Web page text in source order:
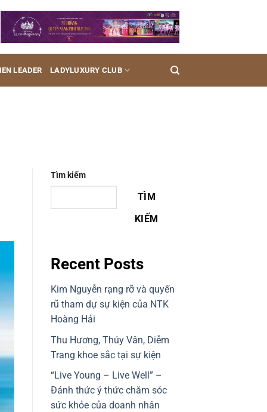
LEADER LADYLUXURY CLUB
Tìm kiếm
TÌM
KIẾM
Recent Posts
Kim Nguyễn rạng rỡ và quyến
rũ tham dự sự kiện của NTK
Hoàng Hải
Thu Hương, Thúy Vân, Diễm
Trang khoe sắc tại sự kiện
“Live Young – Live Well” –
Đánh thức ý thức chăm sóc
sức khỏe của doanh nhân